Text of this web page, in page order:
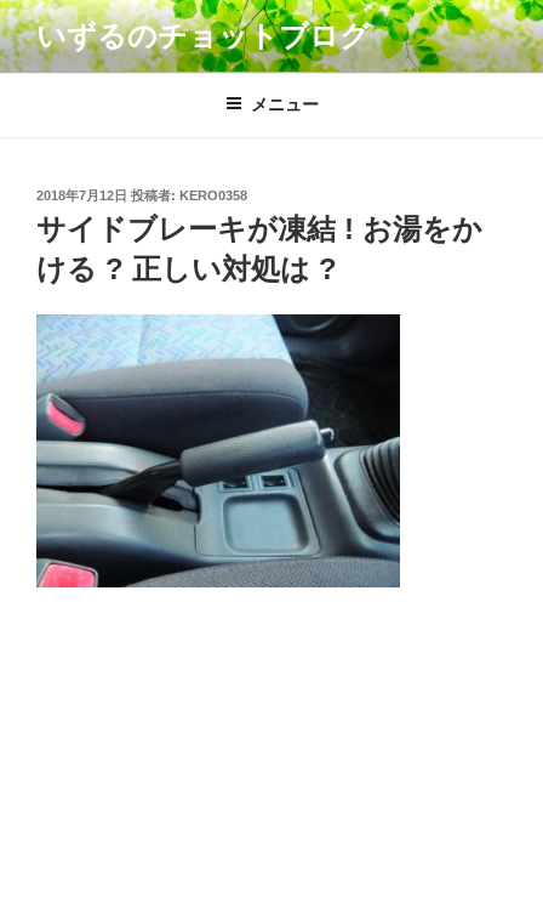
コ
ン
テ
いずるのチョットブログ
メニュー
投
稿
日:
2018年7月12日 投稿者: KERO0358
サイドブレーキが凍結 ! お湯をか
ける ? 正しい対処は ?